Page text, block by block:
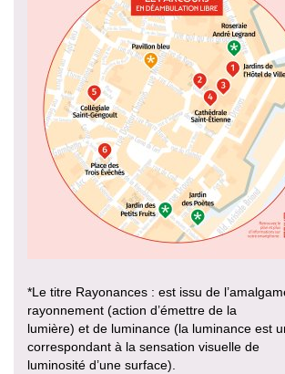
*Le titre Rayonances : est issu de
rayonnement (action d’émettre de la
lumière) et de luminance (la luminance est
correspondant à la sensation visuelle de
luminosité d’une surface).